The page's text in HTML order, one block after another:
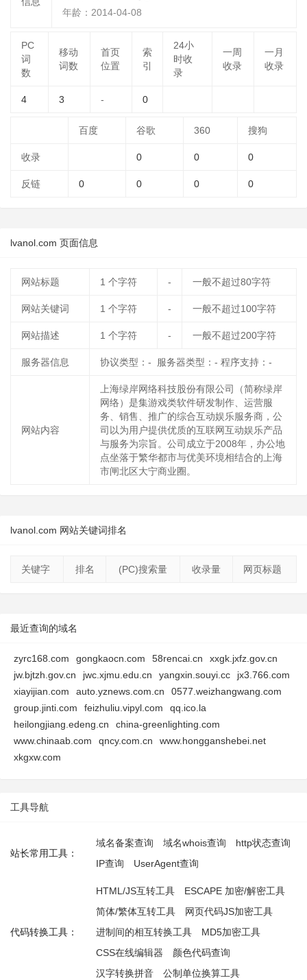
年龄：2014-04-08
PC
词
数
移动
词数
首页
位置
索
引
24小
时收
录
一周
收录
一月
收录
4 3 - 0
百度 谷歌 360 搜狗
收录 0 0 0
反链 0 0 0 0
lvanol.com 页面信息
网站标题 1 个字符 - 一般不超过80字符
网站关键词 1 个字符 - 一般不超过100字符
网站描述 1 个字符 - 一般不超过200字符
服务器信息 协议类型：- 服务器类型：- 程序支持：-
网站内容
上海绿岸网络科技股份有限公司（简称绿岸
网络）是集游戏类软件研发制作、运营服
务、销售、推广的综合互动娱乐服务商，公
司以为用户提供优质的互联网互动娱乐产品
与服务为宗旨。公司成立于2008年，办公地
点坐落于繁华都市与优美环境相结合的上海
市闸北区大宁商业圈。
lvanol.com 网站关键词排名
关键字 排名 (PC)搜索量 收录量 网页标题
最近查询的域名
zyrc168.com gongkaocn.com 58rencai.cn
xxgk.jxfz.gov.cn
jw.bjtzh.gov.cn
jwc.xjmu.edu.cn yangxin.souyi.cc
jx3.766.com
xiayijian.com
auto.yznews.com.cn
0577.weizhangwang.com
group.jinti.com
feizhuliu.vipyl.com
qq.ico.la
heilongjiang.edeng.cn
china-greenlighting.com
www.chinaab.com
qncy.com.cn
www.hongganshebei.net
xkgxw.com
工具导航
站长常用工具：
域名备案查询 域名whois查询
http状态查询
IP查询
UserAgent查询
代码转换工具：
HTML/JS互转工具
ESCAPE 加密/解密工具
简体/繁体互转工具
网页代码JS加密工具
进制间的相互转换工具
MD5加密工具
CSS在线编辑器
颜色代码查询
汉字转换拼音
公制单位换算工具